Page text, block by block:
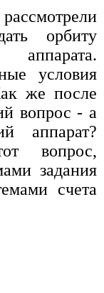
орбиту
аппарата.
условия
же после
вопрос - а
аппарат?
вопрос,
задания
счета